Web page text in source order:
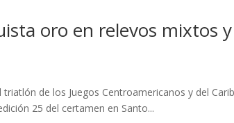
oro en relevos mixtos
de los Juegos Centroamericanos y del
25 del certamen en Santo...